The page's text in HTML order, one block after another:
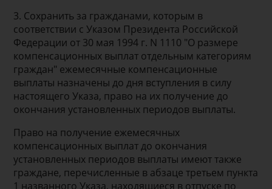
3. Сохранить за гражданами, которым в
соответствии с Указом Президента Российской
Федерации от 30 мая 1994 г. N 1110 "О размере
компенсационных выплат отдельным категориям
граждан" ежемесячные компенсационные
выплаты назначены до дня вступления в силу
настоящего Указа, право на их получение до
окончания установленных периодов выплаты.
Право на получение ежемесячных
компенсационных выплат до окончания
установленных периодов выплаты имеют также
граждане, перечисленные в абзаце третьем пункта
1 названного Указа, находящиеся в отпуске по